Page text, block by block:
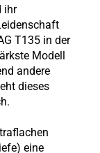
ihr
T135 in der
Modell
andere
dieses
eine